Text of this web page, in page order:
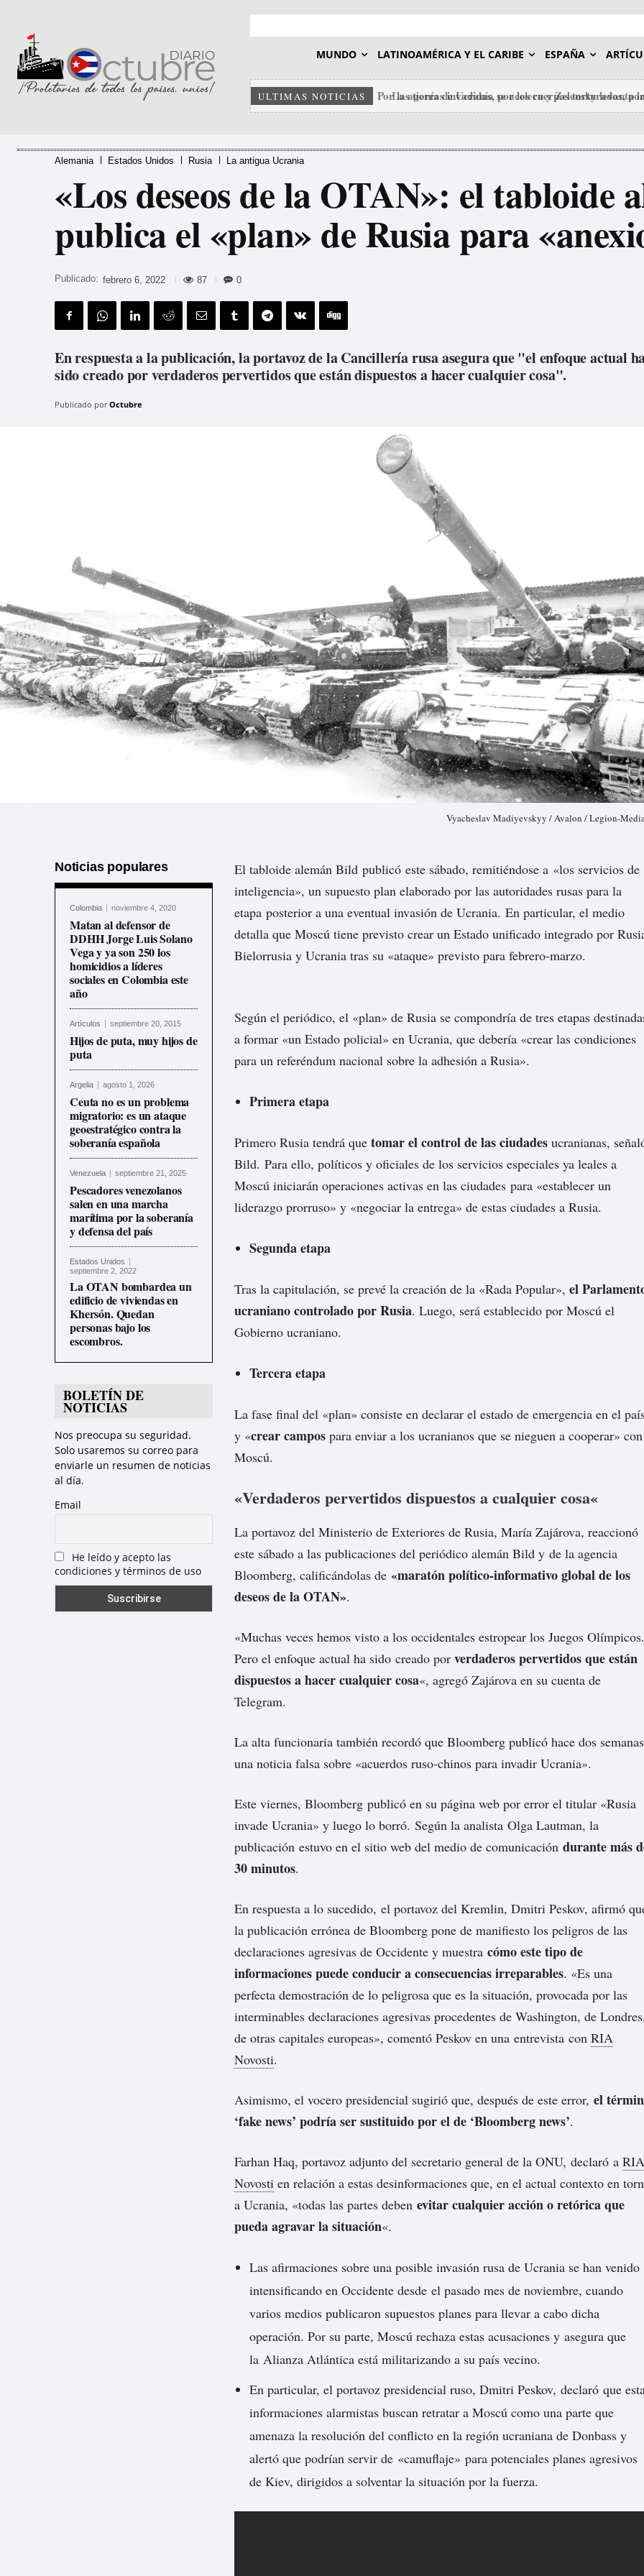
MUNDO LATINOAMÉRICA Y EL CARIBE ESPAÑA
ULTIMAS NOTICIAS La agonía de Ucrania se acelera y Zelensky levanta la
Alemania Estados Unidos Rusia La antigua Ucrania
«Los deseos de la OTAN»: el tabloide
publica el «plan» de Rusia para
Publicado: febrero 6, 2022 87 0
En respuesta a la publicación, la portavoz de la Cancillería rusa asegura que "el enfoque actual
sido creado por verdaderos pervertidos que están dispuestos a hacer cualquier cosa".
Publicado por Octubre
Vyacheslav Madiyevskyy / Avalon / Legion-
Noticias populares
Colombia noviembre 4, 2020
Matan al defensor de
DDHH Jorge Luis Solano
Vega y ya son 250 los
homicidios a líderes
sociales en Colombia este
año
Artículos septiembre 20, 2015
Hijos de puta, muy hijos de
puta
Argelia agosto 1, 2026
Ceuta no es un problema
migratorio: es un ataque
geoestratégico contra la
soberanía española
Venezuela septiembre 21, 2025
Pescadores venezolanos
salen en una marcha
marítima por la soberanía
y defensa del país
Estados Unidos
septiembre 2, 2022
La OTAN bombardea un
edificio de viviendas en
Khersón. Quedan
personas bajo los
escombros.
BOLETÍN DE
NOTICIAS
Nos preocupa su seguridad.
Solo usaremos su correo para
enviarle un resumen de noticias
al día.
Email
He leído y acepto las
condiciones y términos de uso
El tabloide alemán Bild publicó este sábado, remitiéndose a «los servicios de
inteligencia», un supuesto plan elaborado por las autoridades rusas para la
etapa posterior a una eventual invasión de Ucrania. En particular, el medio
detalla que Moscú tiene previsto crear un Estado unificado integrado por
Bielorrusia y Ucrania tras su «ataque» previsto para febrero-marzo.
Según el periódico, el «plan» de Rusia se compondría de tres etapas
a formar «un Estado policial» en Ucrania, que debería «crear las condiciones
para un referéndum nacional sobre la adhesión a Rusia».
Primera etapa
Primero Rusia tendrá que tomar el control de las ciudades ucranianas,
Bild. Para ello, políticos y oficiales de los servicios especiales ya leales a
Moscú iniciarán operaciones activas en las ciudades para «establecer un
liderazgo prorruso» y «negociar la entrega» de estas ciudades a Rusia.
Segunda etapa
Tras la capitulación, se prevé la creación de la «Rada Popular», el
ucraniano controlado por Rusia. Luego, será establecido por Moscú el
Gobierno ucraniano.
Tercera etapa
La fase final del «plan» consiste en declarar el estado de emergencia en el
y «crear campos para enviar a los ucranianos que se nieguen a cooperar» con
Moscú.
«Verdaderos pervertidos dispuestos a cualquier cosa«
La portavoz del Ministerio de Exteriores de Rusia, María Zajárova, reaccionó
este sábado a las publicaciones del periódico alemán Bild y de la agencia
Bloomberg, calificándolas de «maratón político-informativo global de los
deseos de la OTAN».
«Muchas veces hemos visto a los occidentales estropear los Juegos Olímpicos.
Pero el enfoque actual ha sido creado por verdaderos pervertidos que están
dispuestos a hacer cualquier cosa«, agregó Zajárova en su cuenta de
Telegram.
La alta funcionaria también recordó que Bloomberg publicó hace dos semanas
una noticia falsa sobre «acuerdos ruso-chinos para invadir Ucrania».
Este viernes, Bloomberg publicó en su página web por error el titular «Rusia
invade Ucrania» y luego lo borró. Según la analista Olga Lautman, la
publicación estuvo en el sitio web del medio de comunicación durante más
30 minutos.
En respuesta a lo sucedido, el portavoz del Kremlin, Dmitri Peskov, afirmó
la publicación errónea de Bloomberg pone de manifiesto los peligros de las
declaraciones agresivas de Occidente y muestra cómo este tipo de
informaciones puede conducir a consecuencias irreparables. «Es una
perfecta demostración de lo peligrosa que es la situación, provocada por las
interminables declaraciones agresivas procedentes de Washington, de
de otras capitales europeas», comentó Peskov en una entrevista con RIA
Novosti.
Asimismo, el vocero presidencial sugirió que, después de este error, el
‘fake news’ podría ser sustituido por el de ‘Bloomberg news’.
Farhan Haq, portavoz adjunto del secretario general de la ONU, declaró a RIA
Novosti en relación a estas desinformaciones que, en el actual contexto en
a Ucrania, «todas las partes deben evitar cualquier acción o retórica que
pueda agravar la situación«.
Las afirmaciones sobre una posible invasión rusa de Ucrania se han venido
intensificando en Occidente desde el pasado mes de noviembre, cuando
varios medios publicaron supuestos planes para llevar a cabo dicha
operación. Por su parte, Moscú rechaza estas acusaciones y asegura que
la Alianza Atlántica está militarizando a su país vecino.
En particular, el portavoz presidencial ruso, Dmitri Peskov, declaró que
informaciones alarmistas buscan retratar a Moscú como una parte que
amenaza la resolución del conflicto en la región ucraniana de Donbass y
alertó que podrían servir de «camuflaje» para potenciales planes agresivos
de Kiev, dirigidos a solventar la situación por la fuerza.